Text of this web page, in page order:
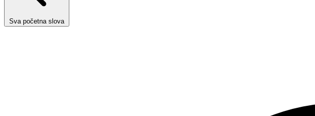
Sva početna slova